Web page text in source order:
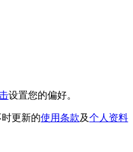
设置您的偏好。
更新的使用条款及个人资料